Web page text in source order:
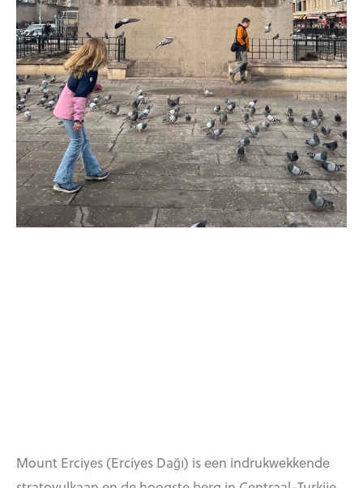
Mount Erciyes (Erciyes Dağı) is een indrukwekkende